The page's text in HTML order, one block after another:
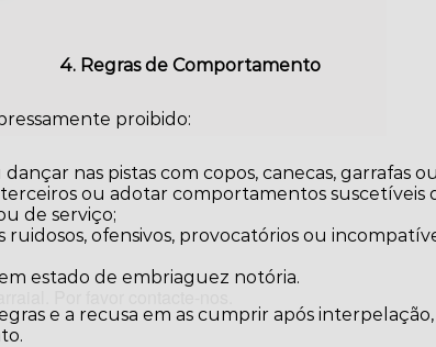
Por favor contacte-nos.
4. Regras de Comportamento
proibido:
nas pistas com copos, canecas, garrafas
ou adotar comportamentos suscetíveis
de serviço;
ofensivos, provocatórios ou
estado de embriaguez notória.
e a recusa em as cumprir após